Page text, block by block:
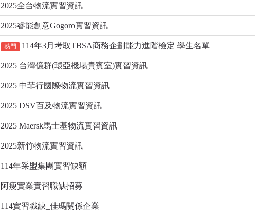
2025全台物流實習資訊
2025睿能創意Gogoro實習資訊
熱門 114年3月考取TBSA商務企劃能力進階檢定 學生名單
2025 台灣億群(環亞機場貴賓室)實習資訊
2025 中菲行國際物流實習資訊
2025 DSV百及物流實習資訊
2025 Maersk馬士基物流實習資訊
2025新竹物流實習資訊
114年采盟集團實習缺額
阿瘦實業實習職缺招募
114實習職缺_佳瑪關係企業